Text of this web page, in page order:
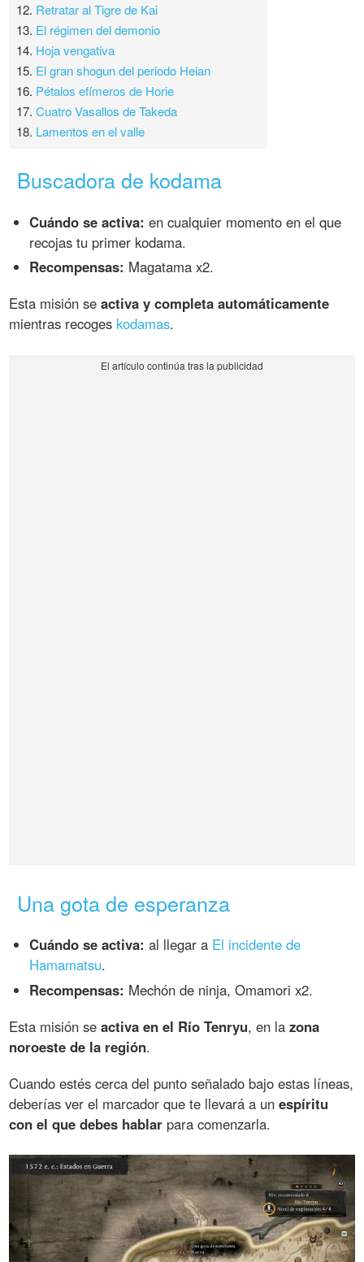
12. Retratar al Tigre de Kai
13. El régimen del demonio
14. Hoja vengativa
15. El gran shogun del periodo Heian
16. Pétalos efímeros de Horie
17.Cuatro Vasallos de Takeda
18. Lamentos en el valle
Buscadora de kodama
Cuándo se activa: en cualquier momento en el que
recojas tu primer kodama.
Recompensas: Magatama x2.
Esta misión seactiva y completa automáticamente
mientras recoges kodamas.
Una gota de esperanza
Cuándo se activa: al llegar a El incidente de
Hamamatsu.
Recompensas: Mechón de ninja, Omamori x2.
Esta misión seactiva en el Río Tenryu, en lazona
noroeste de la región.
Cuando estés cerca del punto señalado bajo estas líneas,
deberías ver el marcador que te llevará a unespíritu
con el que debes hablar para comenzarla.